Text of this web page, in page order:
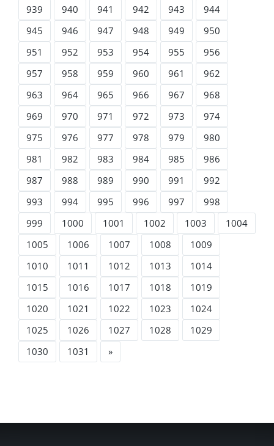
939
940 941 942 943
944
945
946 947 948 949
950
951
952 953 954 955
956
957
958 959 960 961
962
963
964 965 966 967
968
969
970 971 972 973
974
975
976 977 978 979
980
981
982 983 984 985
986
987
988 989 990 991
992
993
994 995 996 997
998
999
1000 1001 1002 1003
1004
1005
1006 1007 1008
1009
1010
1011 1012 1013
1014
1015
1016 1017 1018
1019
1020
1021 1022 1023
1024
1025
1026 1027 1028
1029
1030
1031 »